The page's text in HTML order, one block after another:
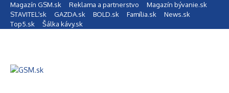
Preskočiť na obsah
Magazín GSM.sk Reklama a partnerstvo
Magazín bývanie.sk
STAVITEĽ.sk
GAZDA.sk BOLD.sk Família.sk
News.sk
Top5.sk
Šálka kávy.sk